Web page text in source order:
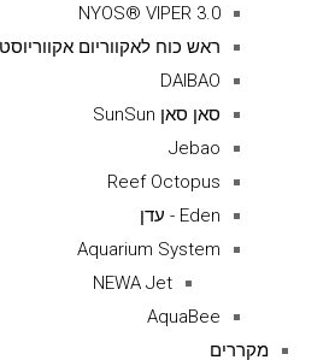
NYOS® VIPER 3.0
ראש כוח לאקווריום
DAIBAO
סאן סאן SunSun
Jebao
Reef Octopus
Eden - עדן
Aquarium System
NEWA Jet
AquaBee
מקררים